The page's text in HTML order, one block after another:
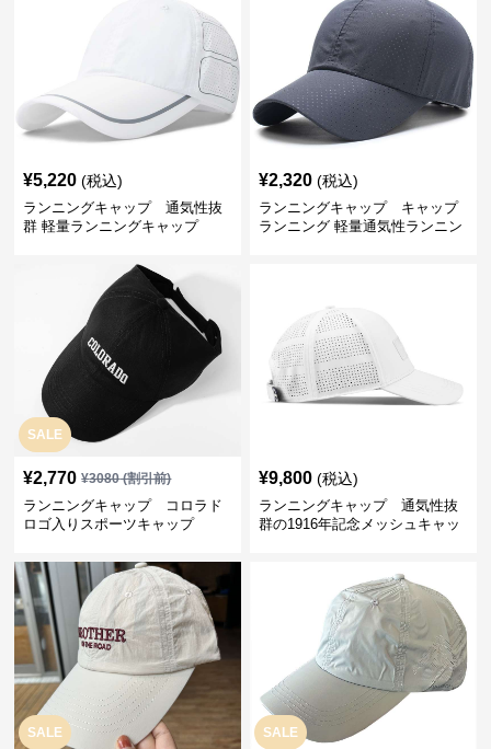
¥5,220 (税込)
ランニングキャップ 通気性抜
群 軽量ランニングキャップ
¥2,320 (税込)
ランニングキャップ キャップ
ランニング 軽量通気性ランニン
SALE
¥2,770 ¥3080(割引前)
ランニングキャップ コロラド
ロゴ入りスポーツキャップ
¥9,800 (税込)
ランニングキャップ 通気性抜
群の1916年記念メッシュキャッ
SALE SALE